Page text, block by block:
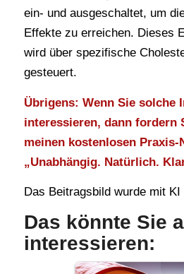
ein- und ausgeschaltet, um
Effekte zu erreichen. Dieses
wird über spezifische
gesteuert.
Übrigens: Wenn Sie solche
interessieren, dann fordern
meinen kostenlosen Praxis-
„Unabhängig. Natürlich.
Das Beitragsbild wurde mit
Das könnte Sie
interessieren: